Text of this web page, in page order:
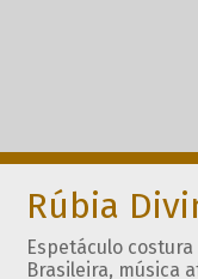
Rúbia
Espetáculo
Brasileira, música